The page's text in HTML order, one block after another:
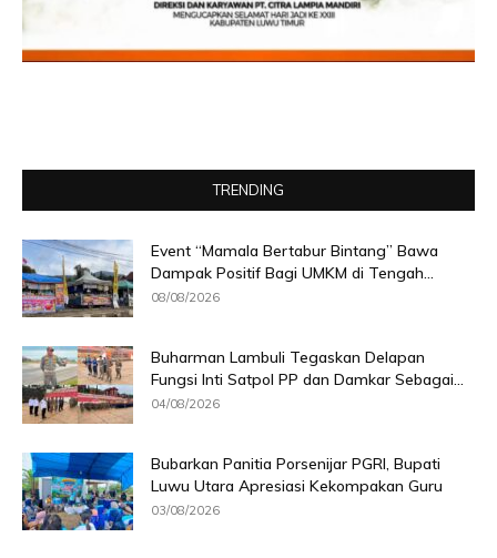
TRENDING
Event “Mamala Bertabur Bintang” Bawa
Dampak Positif Bagi UMKM di Tengah...
08/08/2026
Buharman Lambuli Tegaskan Delapan
Fungsi Inti Satpol PP dan Damkar Sebagai...
04/08/2026
Bubarkan Panitia Porsenijar PGRI, Bupati
Luwu Utara Apresiasi Kekompakan Guru
03/08/2026